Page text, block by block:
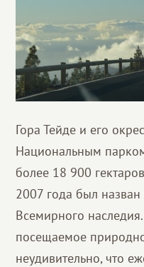
Гора Тейде и его
Национальным
более 18 900
2007 года был
Всемирного
посещаемое
неудивительно, что